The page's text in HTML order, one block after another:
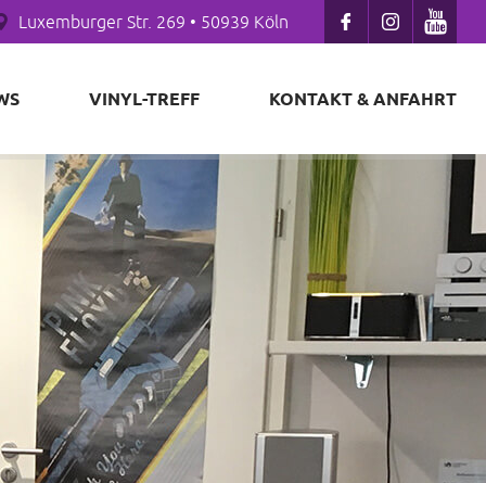
Luxemburger Str. 269 • 50939 Köln
VINYL-TREFF KONTAKT & ANFAHRT